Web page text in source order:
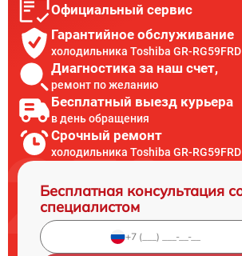
Официальный сервис
Гарантийное обслуживание
холодильника Toshiba GR-
Диагностика за наш счет,
ремонт по желанию
Бесплатный выезд курьера
в день обращения
Срочный ремонт
холодильника Toshiba GR-
Бесплатная консультация
специалистом